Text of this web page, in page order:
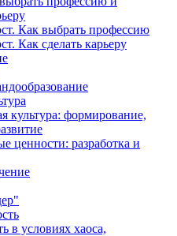
Как выбрать профессию
Как сделать карьеру
культура: формирование,
ценности: разработка и
в условиях хаоса,